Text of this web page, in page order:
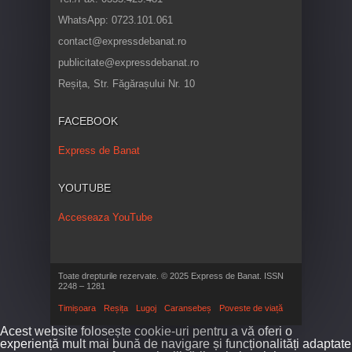
WhatsApp: 0723.101.061
contact@expressdebanat.ro
publicitate@expressdebanat.ro
Reșița, Str. Făgărașului Nr. 10
FACEBOOK
Express de Banat
YOUTUBE
Acceseaza YouTube
Toate drepturile rezervate. © 2025 Express de Banat. ISSN
2248 – 1281
Timișoara Reșița Lugoj Caransebeș Poveste de viață
Acest website folosește cookie-uri pentru a vă oferi o
experiență mult mai bună de navigare și funcționalități adaptate